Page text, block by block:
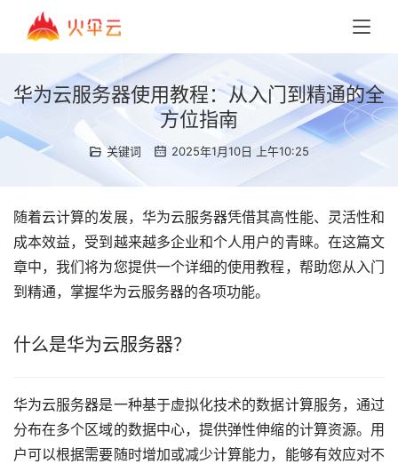
华为云服务器使用教程：从入门到精通的全
方位指南
关键词 2025年1月10日 上午10:25
随着云计算的发展，华为云服务器凭借其高性能、灵活性和
成本效益，受到越来越多企业和个人用户的青睐。在这篇文
章中，我们将为您提供一个详细的使用教程，帮助您从入门
到精通，掌握华为云服务器的各项功能。
什么是华为云服务器？
华为云服务器是一种基于虚拟化技术的数据计算服务，通过
分布在多个区域的数据中心，提供弹性伸缩的计算资源。用
户可以根据需要随时增加或减少计算能力，能够有效应对不